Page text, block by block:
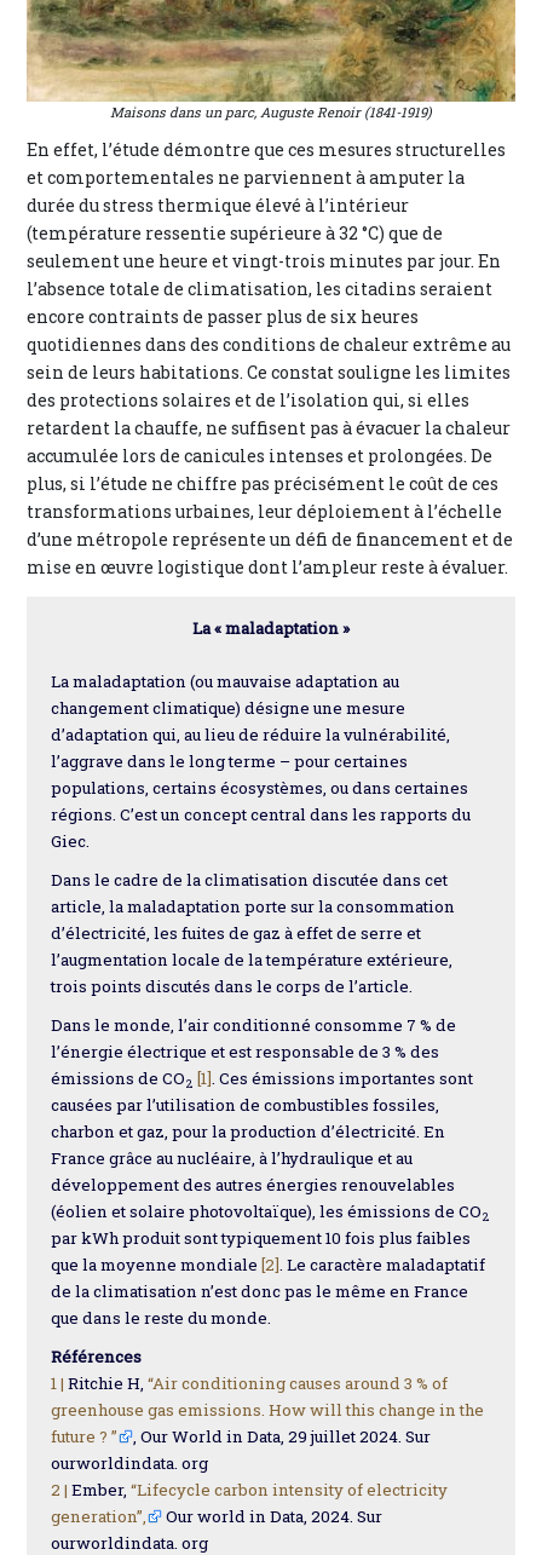
Maisons dans un parc, Auguste Renoir (1841-1919)
En effet, l’étude démontre que ces mesures structurelles
et comportementales ne parviennent à amputer la
durée du stress thermique élevé à l’intérieur
(température ressentie supérieure à 32 °C) que de
seulement une heure et vingt-trois minutes par jour. En
l’absence totale de climatisation, les citadins seraient
encore contraints de passer plus de six heures
quotidiennes dans des conditions de chaleur extrême au
sein de leurs habitations. Ce constat souligne les limites
des protections solaires et de l’isolation qui, si elles
retardent la chauffe, ne suffisent pas à évacuer la chaleur
accumulée lors de canicules intenses et prolongées. De
plus, si l’étude ne chiffre pas précisément le coût de ces
transformations urbaines, leur déploiement à l’échelle
d’une métropole représente un défi de financement et de
mise en œuvre logistique dont l’ampleur reste à évaluer.
La « maladaptation »
La maladaptation (ou mauvaise adaptation au
changement climatique) désigne une mesure
d’adaptation qui, au lieu de réduire la vulnérabilité,
l’aggrave dans le long terme – pour certaines
populations, certains écosystèmes, ou dans certaines
régions. C’est un concept central dans les rapports du
Giec.
Dans le cadre de la climatisation discutée dans cet
article, la maladaptation porte sur la consommation
d’électricité, les fuites de gaz à effet de serre et
l’augmentation locale de la température extérieure,
trois points discutés dans le corps de l’article.
Dans le monde, l’air conditionné consomme 7 % de
l’énergie électrique et est responsable de 3 % des
émissions de CO2 [1]. Ces émissions importantes sont
causées par l’utilisation de combustibles fossiles,
charbon et gaz, pour la production d’électricité. En
France grâce au nucléaire, à l’hydraulique et au
développement des autres énergies renouvelables
(éolien et solaire photovoltaïque), les émissions de CO2
par kWh produit sont typiquement 10 fois plus faibles
que la moyenne mondiale [2]. Le caractère maladaptatif
de la climatisation n’est donc pas le même en France
que dans le reste du monde.
Références
1 | Ritchie H,“Air conditioning causes around 3 % of
greenhouse gas emissions. How will this change in the
future ? ”
, Our World in Data, 29 juillet 2024. Sur
ourworldindata. org
2 | Ember,“Lifecycle carbon intensity of electricity
generation”,
Our world in Data, 2024. Sur
ourworldindata. org